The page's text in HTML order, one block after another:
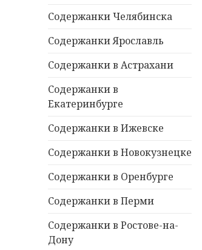
Содержанки Челябинска
Содержанки Ярославль
Содержанки в Астрахани
Содержанки в
Екатеринбурге
Содержанки в Ижевске
Содержанки в Новокузнецке
Содержанки в Оренбурге
Содержанки в Перми
Содержанки в Ростове-на-
Дону